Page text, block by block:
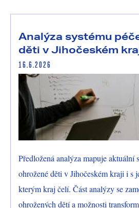
Analýza systému
děti v Jihočeském
16.6.2026
Předložená analýza mapuje aktuální
ohrožené děti v Jihočeském kraji i s
kterým kraj čelí. Část analýzy se
ohrožených dětí a možnosti